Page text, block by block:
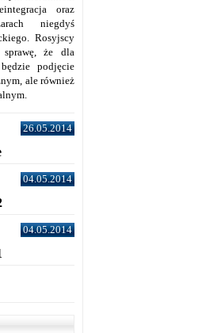
oraz
niegdyś
Rosyjscy
że dla
podjęcie
ale również
26.05.2014
04.05.2014
04.05.2014